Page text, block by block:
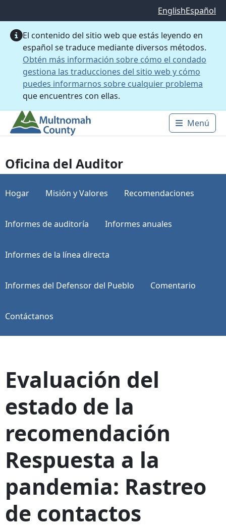
EnglishEspañol
El contenido del sitio web que estás leyendo en
español se traduce mediante diversos métodos.
Obtén más información sobre cómo el condado
gestiona las traducciones del sitio web y cómo
puedes informarnos sobre cualquier problema
que encuentres con ellas.
Main
Menú
Oficina del Auditor
Hogar Misión y Valores Recomendaciones
Informes de auditoría Informes anuales
Informes de la línea directa
Informes del Defensor del Pueblo Comentario
Contáctanos
Evaluación del
estado de la
recomendación
Respuesta a la
pandemia: Rastreo
de contactos